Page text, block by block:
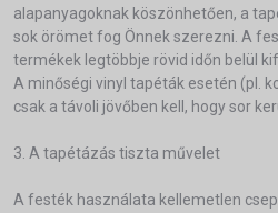
alapanyagoknak köszönhetően, a
sok örömet fog Önnek szerezni. A
termékek legtöbbje rövid időn belül
A minőségi vinyl tapéták esetén (pl.
csak a távoli jövőben kell, hogy sor
3. A tapétázás tiszta művelet
A festék használata kellemetlen